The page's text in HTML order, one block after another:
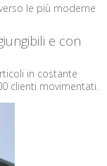
le più moderne
e con
in costante
clienti movimentati.